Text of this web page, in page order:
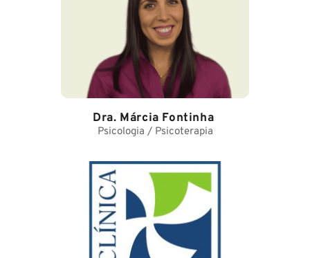
Dra. Márcia Fontinha
Psicologia / Psicoterapia